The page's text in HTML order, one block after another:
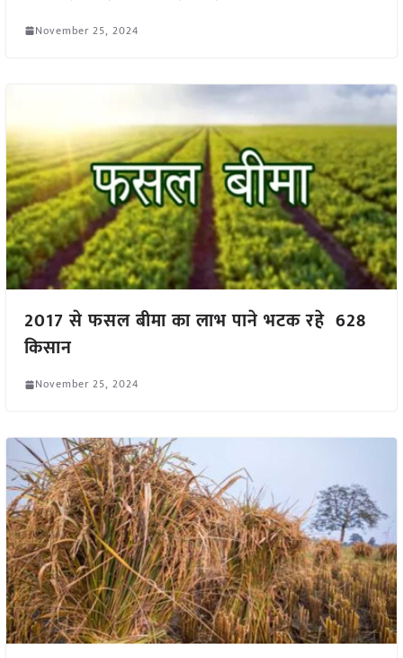
November 25, 2024
2017 से फसल बीमा का लाभ पाने भटक रहे 628
किसान
November 25, 2024